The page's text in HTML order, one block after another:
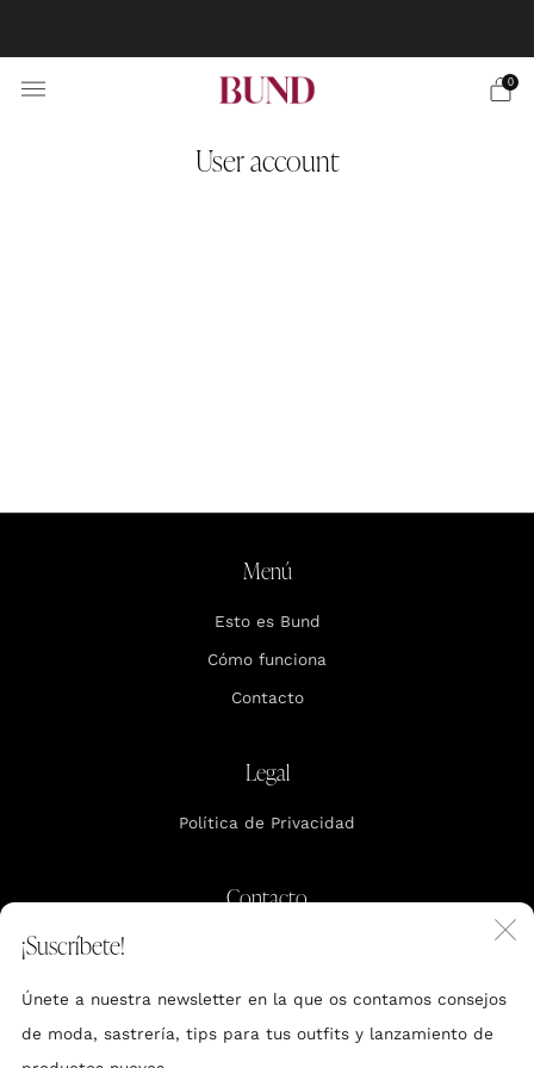
0
¡Suscríbete!
Únete a nuestra newsletter en la que os contamos consejos
de moda, sastrería, tips para tus outfits y lanzamiento de
User account
Menú
Esto es Bund
Cómo funciona
Contacto
Legal
Política de Privacidad
Contacto
Reserva tu cita